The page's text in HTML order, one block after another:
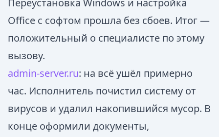
Переустановка Windows и настройка
Office с софтом прошла без сбоев. Итог —
положительный о специалисте по этому
вызову.
admin-server.ru: на всё ушёл примерно
час. Исполнитель почистил систему от
вирусов и удалил накопившийся мусор. В
конце оформили документы,